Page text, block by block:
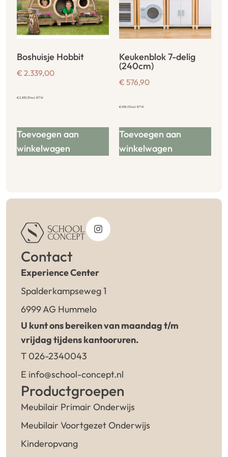
Boshuisje Hobbit
€ 2.339,00
€2.830,19incl. BTW
Toevoegen aan
winkelwagen
Keukenblok 7-delig
(240cm)
€ 576,90
€698,05incl. BTW
Toevoegen aan
winkelwagen
Contact
Experience Center
Spalderkampseweg 1
6999 AG Hummelo
U kunt ons bereiken van maandag t/m
vrijdag tijdens kantooruren.
T 026-2340043
E info@school-concept.nl
Productgroepen
Meubilair Primair Onderwijs
Meubilair Voortgezet Onderwijs
Kinderopvang